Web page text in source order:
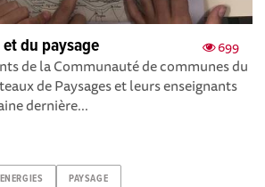
699
du paysage
de la Communauté de communes du
de Paysages et leurs enseignants
dernière...
ENERGIES PAYSAGE